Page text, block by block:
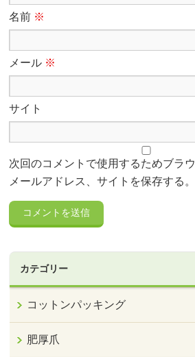
名前 ※
メール ※
サイト
次回のコメントで使用するためブラ
メールアドレス、サイトを保存する。
カテゴリー
コットンパッキング
肥厚爪